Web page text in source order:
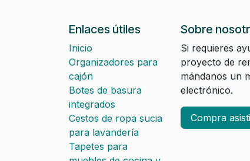
Enlaces útiles
Inicio
Organizadores para
cajón
Botes de basura
integrados
Cestos de ropa sucia
para lavandería
Tapetes para
Sobre
Si requieres
proyecto de
mándanos un
electrónico.
Compra